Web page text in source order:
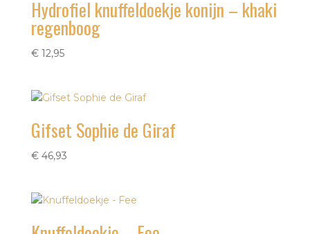
Hydrofiel knuffeldoekje konijn – khaki
regenboog
€12,95
Gifset Sophie de Giraf
€46,93